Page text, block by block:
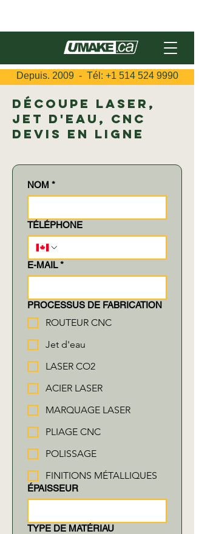
Depuis. 2009 - Tél: +1 514 524 9990
Découpe laser,
jet d'eau, CNC
Devis en ligne
NOM *
TÉLÉPHONE
E-MAIL *
PROCESSUS DE FABRICATION
ROUTEUR CNC
Jet d'eau
LASER CO2
ACIER LASER
MARQUAGE LASER
PLIAGE CNC
POLISSAGE
FINITIONS MÉTALLIQUES
ÉPAISSEUR
TYPE DE MATÉRIAU